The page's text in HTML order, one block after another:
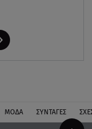
ΜΟΔΑ ΣΥΝΤΑΓΕΣ